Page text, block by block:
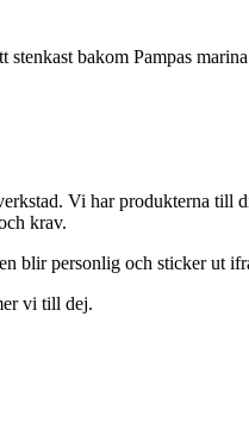
bakom Pampas
Vi har produkterna till
krav.
blir personlig och sticker ut
vi till dej.